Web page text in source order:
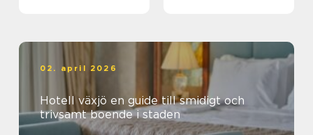
02. april 2026
Hotell växjö en guide till smidigt och
trivsamt boende i staden